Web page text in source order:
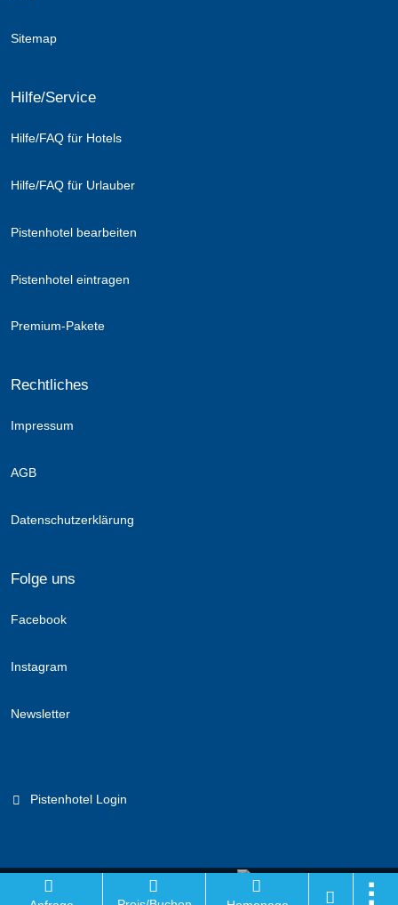
Sitemap
Hilfe/Service
Hilfe/FAQ für Hotels
Hilfe/FAQ für Urlauber
Pistenhotel bearbeiten
Pistenhotel eintragen
Premium-Pakete
Rechtliches
Impressum
AGB
Datenschutzerklärung
Folge uns
Facebook
Instagram
Newsletter
Pistenhotel Login
Branchenportal Software made in Germany